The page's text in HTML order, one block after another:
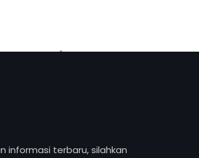
informasi terbaru, silahkan